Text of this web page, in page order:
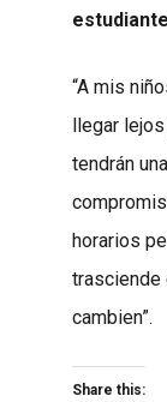
“A mis
llegar
tendrán
horarios
trasciende
cambien”.
Share this: